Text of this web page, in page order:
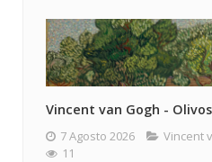
Vincent van Gogh - Olivos
7 Agosto 2026
Vincent
11